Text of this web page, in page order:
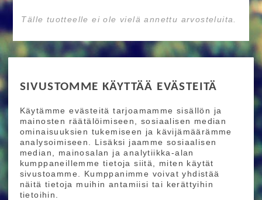
SIVUSTOMME KÄYTTÄÄ EVÄSTEITÄ
Käytämme evästeitä tarjoamamme sisällön ja
mainosten räätälöimiseen, sosiaalisen median
ominaisuuksien tukemiseen ja kävijämäärämme
analysoimiseen. Lisäksi jaamme sosiaalisen
median, mainosalan ja analytiikka-alan
kumppaneillemme tietoja siitä, miten käytät
sivustoamme. Kumppanimme voivat yhdistää
näitä tietoja muihin antamiisi tai kerättyihin
tietoihin.
Tälle tuotteelle ei ole vielä annettu arvosteluita.
Ride More – Pyöräkauppa ja pyörähuolto
Helsingissä
TILAA UUTISKIRJEEMME
Tilaamalla uutiskirjeemme saat uusimmat edut
suoraan sähköpostiisi.